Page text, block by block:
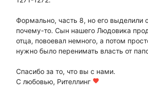
Формально, часть 8, но его выделили
почему-то. Сын нашего Людовика
отца, повоевал немного, а потом
нужно было перенимать власть от
Спасибо за то, что вы с нами.
С любовью, Рителлинг favorite